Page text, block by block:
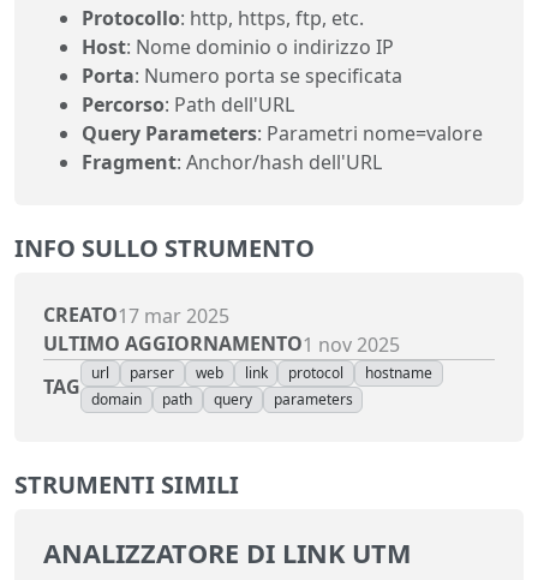
Protocollo: http, https, ftp, etc.
Host: Nome dominio o indirizzo IP
Porta: Numero porta se specificata
Percorso: Path dell'URL
Query Parameters: Parametri nome=valore
Fragment: Anchor/hash dell'URL
INFO SULLO STRUMENTO
CREATO17 mar 2025
ULTIMO AGGIORNAMENTO1 nov 2025
TAG
url parser web link protocol
hostname
domain
path query parameters
STRUMENTI SIMILI
ANALIZZATORE DI LINK UTM